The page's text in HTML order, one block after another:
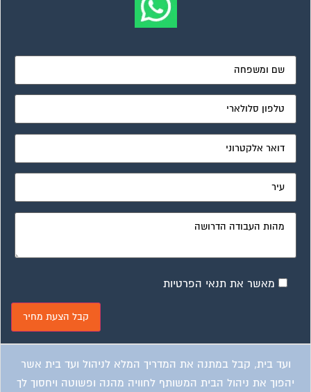
מאשר את תנאי הפרטיות
ועד בית, קבל במתנה את המדריך המלא לניהול ועד בית אשר
יהפוך את ניהול הבית המשותף לחוויה מהנה ופשוטה ויחסוך לך